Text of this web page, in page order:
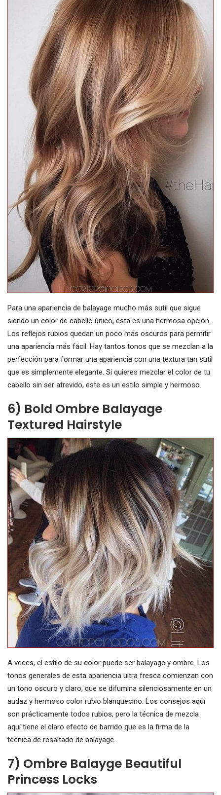
Para una apariencia de balayage mucho más sutil que sigue
siendo un color de cabello único, esta es una hermosa opción.
Los reflejos rubios quedan un poco más oscuros para permitir
una apariencia más fácil. Hay tantos tonos que se mezclan a la
perfección para formar una apariencia con una textura tan sutil
que es simplemente elegante. Si quieres mezclar el color de tu
cabello sin ser atrevido, este es un estilo simple y hermoso.
6) Bold Ombre Balayage
Textured Hairstyle
A veces, el estilo de su color puede ser balayage y ombre. Los
tonos generales de esta apariencia ultra fresca comienzan con
un tono oscuro y claro, que se difumina silenciosamente en un
audaz y hermoso color rubio blanquecino. Los consejos aquí
son prácticamente todos rubios, pero la técnica de mezcla
aquí tiene el claro efecto de barrido que es la firma de la
técnica de resaltado de balayage.
7) Ombre Balayge Beautiful
Princess Locks